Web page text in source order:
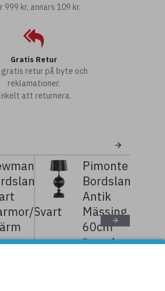
999 kr, annars 109 kr.
Gratis Retur
retur på byte och
reklamationer.
att returnera.
Svart
cm
Pimonte
Bordslampa
Antik
Mässing
60cm
3
4